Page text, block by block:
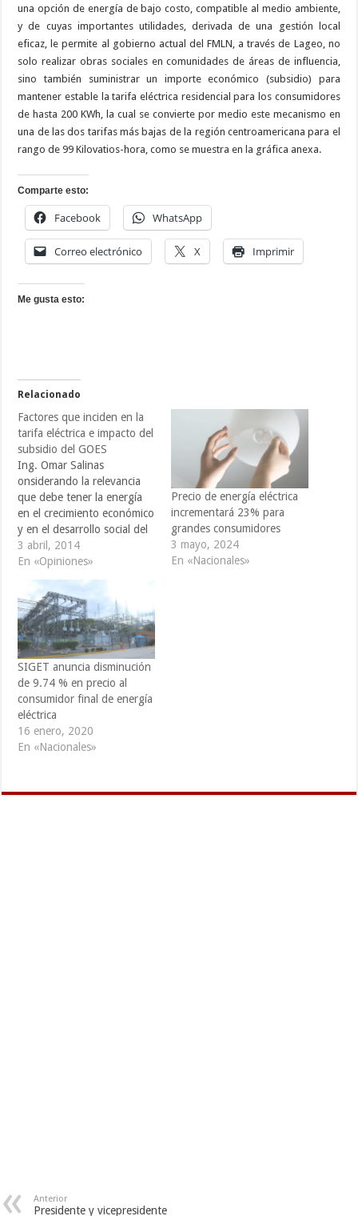
una opción de energía de bajo costo, compatible al medio ambiente,
y de cuyas importantes utilidades, derivada de una gestión local
eficaz, le permite al gobierno actual del FMLN, a través de Lageo, no
solo realizar obras sociales en comunidades de áreas de influencia,
sino también suministrar un importe económico (subsidio) para
mantener estable la tarifa eléctrica residencial para los consumidores
de hasta 200 KWh, la cual se convierte por medio este mecanismo en
una de las dos tarifas más bajas de la región centroamericana para el
rango de 99 Kilovatios-hora, como se muestra en la gráfica anexa.
Comparte esto:
Facebook WhatsApp
Correo electrónico X Imprimir
Me gusta esto:
Relacionado
Factores que inciden en la
tarifa eléctrica e impacto del
subsidio del GOES
Ing. Omar Salinas
onsiderando la relevancia
que debe tener la energía
en el crecimiento económico
y en el desarrollo social del
país, cure conviene efectuar
un análisis tanto de las
formas de como ésta se
produce, clinic como de
aquellos factores y variables
que inciden en su precio.
Cabe señalar…
3 abril, 2014
En «Opiniones»
Precio de energía eléctrica
incrementará 23% para
grandes consumidores
3 mayo, 2024
En «Nacionales»
SIGET anuncia disminución
de 9.74 % en precio al
consumidor final de energía
eléctrica
16 enero, 2020
En «Nacionales»
Anterior
Presidente y vicepresidente